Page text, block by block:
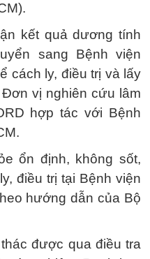
kết quả dương tính
sang Bệnh viện
cách ly, điều trị và lấy
vị nghiên cứu lâm
hợp tác với Bệnh
ổn định, không sốt,
điều trị tại Bệnh viện
hướng dẫn của Bộ
được qua điều tra